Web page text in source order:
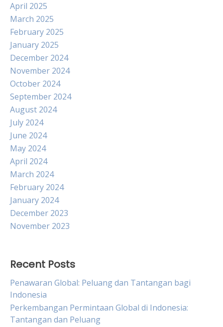
April 2025
March 2025
February 2025
January 2025
December 2024
November 2024
October 2024
September 2024
August 2024
July 2024
June 2024
May 2024
April 2024
March 2024
February 2024
January 2024
December 2023
November 2023
Recent Posts
Penawaran Global: Peluang dan Tantangan bagi
Indonesia
Perkembangan Permintaan Global di Indonesia:
Tantangan dan Peluang